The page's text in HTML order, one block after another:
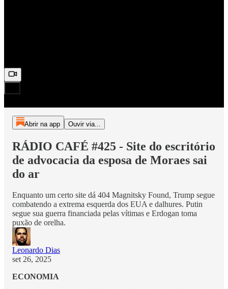
Abrir na app Ouvir via...
RÁDIO CAFÉ #425 - Site do escritório
de advocacia da esposa de Moraes sai
do ar
Enquanto um certo site dá 404 Magnitsky Found, Trump segue
combatendo a extrema esquerda dos EUA e dalhures. Putin
segue sua guerra financiada pelas vítimas e Erdogan toma
puxão de orelha.
Leonardo Dias
set 26, 2025
ECONOMIA